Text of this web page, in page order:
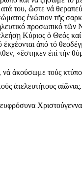
του, ὣστε νά
ἐνώπιον τῆς
προσωπικό τῶν
Κύριος ὁ Θεός καί
ἀπό τό
«ἒστηκεν ἐπί τήν
ἀκούσωμε τούς
ἀτελευτήτους αἰῶνας.